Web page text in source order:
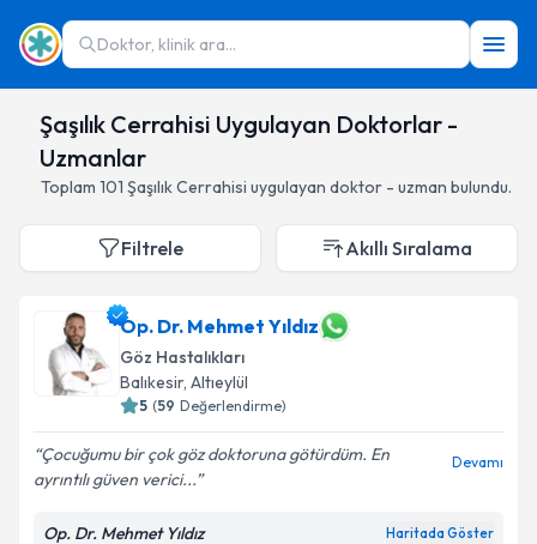
Doktor, klinik ara...
Şaşılık Cerrahisi Uygulayan Doktorlar -
Uzmanlar
Toplam 101 Şaşılık Cerrahisi uygulayan doktor - uzman bulundu.
Filtrele Akıllı Sıralama
Op. Dr. Mehmet Yıldız
Göz Hastalıkları
Balıkesir, Altıeylül
5 (59 Değerlendirme)
Çocuğumu bir çok göz doktoruna götürdüm. En
ayrıntılı güven verici...
Devamı
Op. Dr. Mehmet Yıldız Haritada Göster